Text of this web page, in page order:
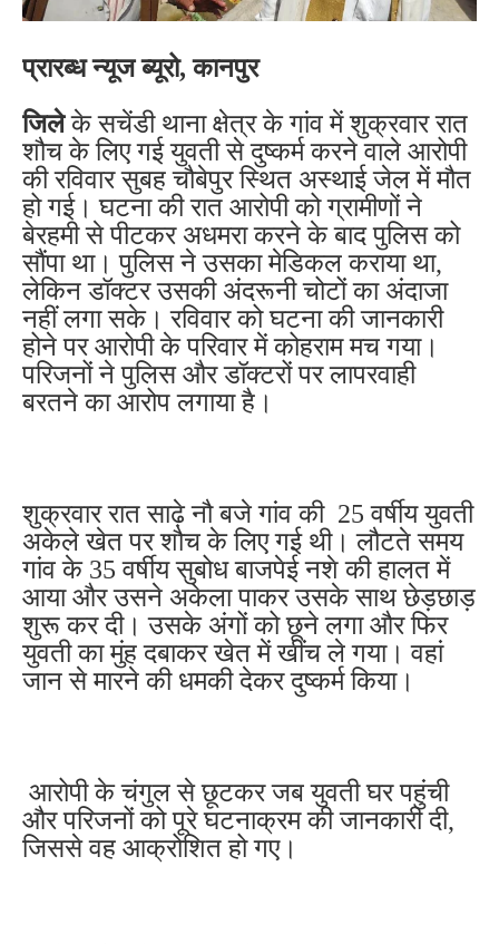
प्रारब्ध न्यूज ब्यूरो, कानपुर
जिलेके सचेंडी थाना क्षेत्र के गांव में शुक्रवार रात
शौच के लिए गई युवती से दुष्कर्म करने वाले आरोपी
की रविवार सुबह चौबेपुर स्थित अस्थाई जेल में मौत
हो गई। घटना की रात आरोपी को ग्रामीणों ने
बेरहमी से पीटकर अधमरा करने के बाद पुलिस को
सौंपा था। पुलिस ने उसका मेडिकल कराया था,
लेकिन डॉक्टर उसकी अंदरूनी चोटों का अंदाजा
नहीं लगा सके। रविवार को घटना की जानकारी
होने पर आरोपी के परिवार में कोहराम मच गया।
परिजनों ने पुलिस और डॉक्टरों पर लापरवाही
बरतने का आरोप लगाया है।
शुक्रवार रात साढ़े नौ बजे गांव की 25 वर्षीय युवती
अकेले खेत पर शौच के लिए गई थी। लौटते समय
गांव के 35 वर्षीय सुबोध बाजपेई नशे की हालत में
आया और उसने अकेला पाकर उसके साथ छेड़छाड़
शुरू कर दी। उसके अंगों को छूने लगा और फिर
युवती का मुंह दबाकर खेत में खींच ले गया। वहां
जान से मारने की धमकी देकर दुष्कर्म किया।
आरोपी के चंगुल से छूटकर जब युवती घर पहुंची
और परिजनों को पूरे घटनाक्रम की जानकारी दी,
जिससे वह आक्रोशित हो गए।